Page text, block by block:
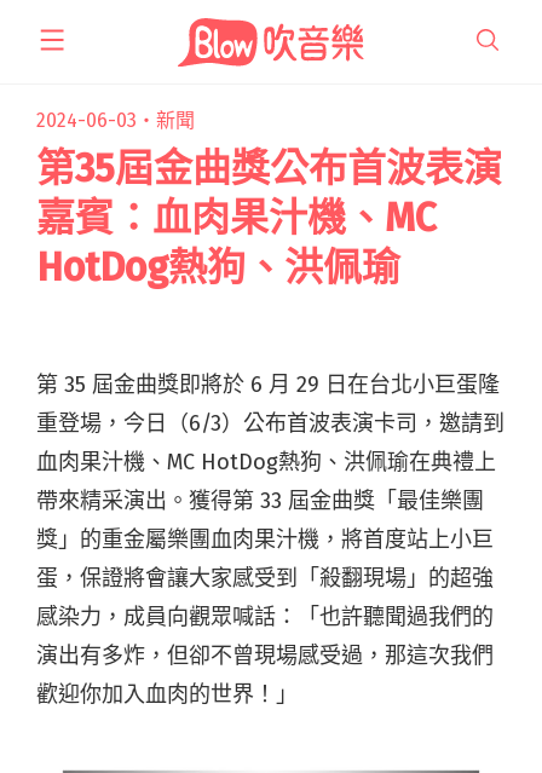
2024-06-03・ 新聞
第35屆金曲獎公布首波表演
嘉賓：血肉果汁機、MC
HotDog熱狗、洪佩瑜
第 35 屆金曲獎即將於 6 月 29 日在台北小巨蛋隆
重登場，今日（6/3）公布首波表演卡司，邀請到
血肉果汁機、MC HotDog熱狗、洪佩瑜在典禮上
帶來精采演出。獲得第 33 屆金曲獎「最佳樂團
獎」的重金屬樂團血肉果汁機，將首度站上小巨
蛋，保證將會讓大家感受到「殺翻現場」的超強
感染力，成員向觀眾喊話：「也許聽聞過我們的
演出有多炸，但卻不曾現場感受過，那這次我們
歡迎你加入血肉的世界！」